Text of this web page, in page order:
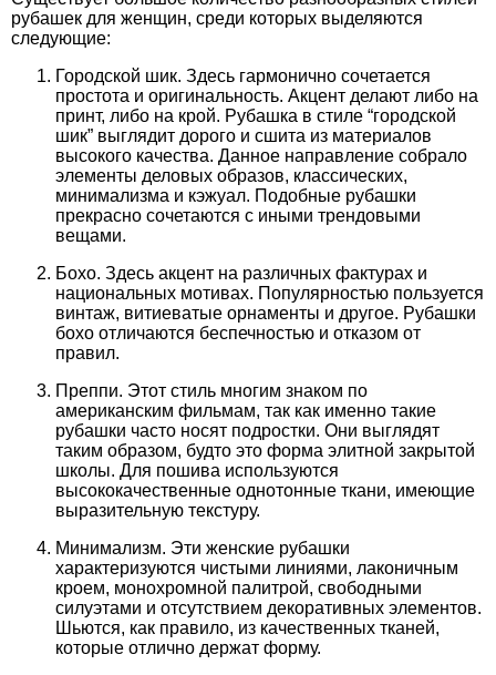
рубашек для женщин, среди которых выделяются
следующие:
Городской шик. Здесь гармонично сочетается
простота и оригинальность. Акцент делают либо на
принт, либо на крой. Рубашка в стиле “городской
шик” выглядит дорого и сшита из материалов
высокого качества. Данное направление собрало
элементы деловых образов, классических,
минимализма и кэжуал. Подобные рубашки
прекрасно сочетаются с иными трендовыми
вещами.
Бохо. Здесь акцент на различных фактурах и
национальных мотивах. Популярностью пользуется
винтаж, витиеватые орнаменты и другое. Рубашки
бохо отличаются беспечностью и отказом от
правил.
Преппи. Этот стиль многим знаком по
американским фильмам, так как именно такие
рубашки часто носят подростки. Они выглядят
таким образом, будто это форма элитной закрытой
школы. Для пошива используются
высококачественные однотонные ткани, имеющие
выразительную текстуру.
Минимализм. Эти женские рубашки
характеризуются чистыми линиями, лаконичным
кроем, монохромной палитрой, свободными
силуэтами и отсутствием декоративных элементов.
Шьются, как правило, из качественных тканей,
которые отлично держат форму.